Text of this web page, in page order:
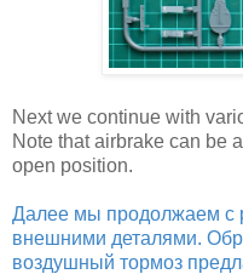
Next we continue with
Note that airbrake can be
open position.
Далее мы продолжаем с
внешними деталями.
воздушный тормоз